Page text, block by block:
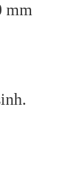
mm